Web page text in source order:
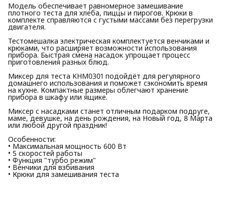
Модель обеспечивает равномерное замешивание
плотного теста для хлеба, пиццы и пирогов. Крюки в
комплекте справляются с густыми массами без перегрузки
двигателя.
Тестомешалка электрическая комплектуется венчиками и
крюками, что расширяет возможности использования
прибора. Быстрая смена насадок упрощает процесс
приготовления разных блюд.
Миксер для теста KHM0301 подойдёт для регулярного
домашнего использования и поможет сэкономить время
на кухне. Компактные размеры облегчают хранение
прибора в шкафу или ящике.
Миксер с насадками станет отличным подарком подруге,
маме, девушке, на день рождения, на Новый год, 8 Марта
или любой другой праздник!
Особенности:
• Максимальная мощность 600 Вт
• 5 скоростей работы
• Функция "турбо режим"
• Венчики для взбивания
• Крюки для замешивания теста